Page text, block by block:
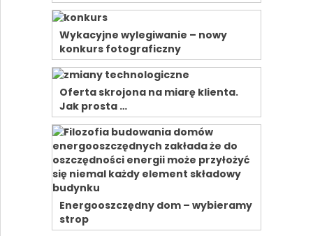
Wykacyjne wylegiwanie – nowy
konkurs fotograficzny
Oferta skrojona na miarę klienta.
Jak prosta …
Energooszczędny dom – wybieramy
strop